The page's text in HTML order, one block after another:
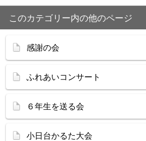
このカテゴリー内の他のページ
感謝の会
ふれあいコンサート
６年生を送る会
小日台かるた大会